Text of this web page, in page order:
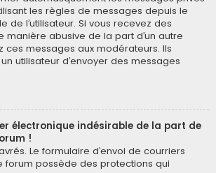
les règles de messages depuis le
de l’utilisateur. Si vous recevez des
manière abusive de la part d’un autre
ces messages aux modérateurs. Ils
utilisateur d’envoyer des messages
électronique indésirable de la part de
!
Le formulaire d’envoi de courriers
forum possède des protections qui